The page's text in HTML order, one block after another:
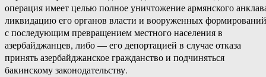
операция имеет целью полное уничтожение армянского
ликвидацию его органов власти и вооруженных формирований
с последующим превращением местного населения в
азербайджанцев, либо — его депортацией в случае отказа
принять азербайджанское гражданство и подчиняться
бакинскому законодательству.